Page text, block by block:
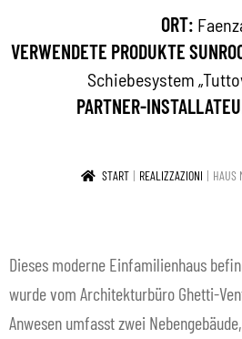
KONTAKT
DE
ORT:
VERWENDETE PRODUKTE
Schiebesystem
PARTNER-
START REALIZZAZIONI HAUS
Dieses moderne Einfamilienhaus
wurde vom Architekturbüro Ghetti-
Anwesen umfasst zwei